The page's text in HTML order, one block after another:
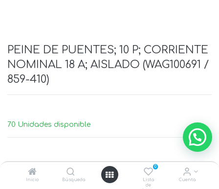
Inicio Búsqueda
0
Lista
de
Cuenta
PEINE DE PUENTES; 10 P; CORRIENTE
NOMINAL 18 A; AISLADO (WAG100691 /
859-410)
70 Unidades disponible